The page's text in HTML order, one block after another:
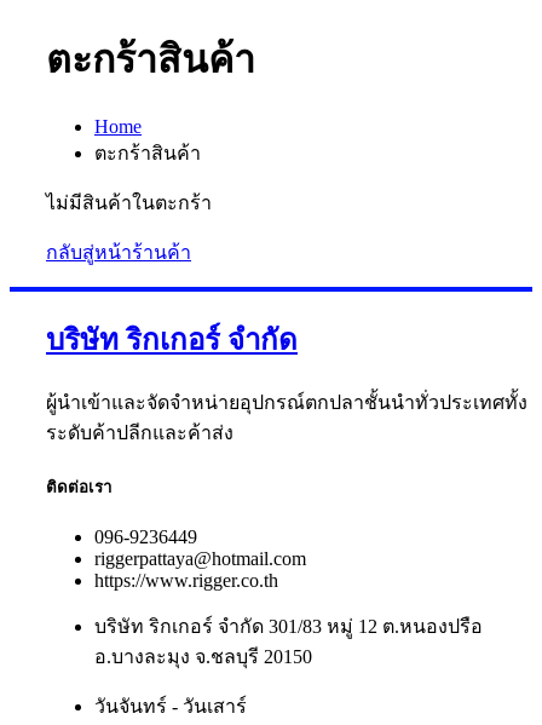
ตะกร้าสินค้า
Home
ตะกร้าสินค้า
ไม่มีสินค้าในตะกร้า
กลับสู่หน้าร้านค้า
บริษัท ริกเกอร์ จำกัด
ผู้นำเข้าและจัดจำหน่ายอุปกรณ์ตกปลาชั้นนำทั่วประเทศทั้ง
ระดับค้าปลีกและค้าส่ง
ติดต่อเรา
096-9236449
riggerpattaya@hotmail.com
https://www.rigger.co.th
บริษัท ริกเกอร์ จำกัด 301/83 หมู่ 12 ต.หนองปรือ
อ.บางละมุง จ.ชลบุรี 20150
วันจันทร์ - วันเสาร์